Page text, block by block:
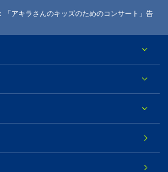
「アキラさんのキッズのためのコンサート」告